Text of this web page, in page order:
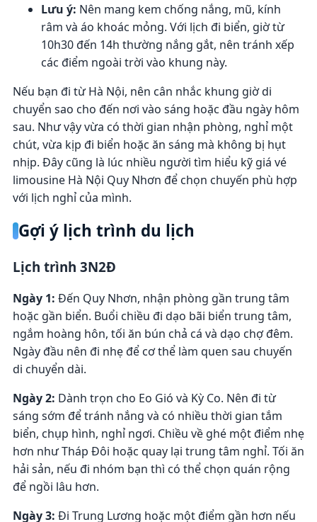
Lưu ý: Nên mang kem chống nắng, mũ, kính
râm và áo khoác mỏng. Với lịch đi biển, giờ từ
10h30 đến 14h thường nắng gắt, nên tránh xếp
các điểm ngoài trời vào khung này.
Nếu bạn đi từ Hà Nội, nên cân nhắc khung giờ di
chuyển sao cho đến nơi vào sáng hoặc đầu ngày hôm
sau. Như vậy vừa có thời gian nhận phòng, nghỉ một
chút, vừa kịp đi biển hoặc ăn sáng mà không bị hụt
nhịp. Đây cũng là lúc nhiều người tìm hiểu kỹ giá vé
limousine Hà Nội Quy Nhơn để chọn chuyến phù hợp
với lịch nghỉ của mình.
Gợi ý lịch trình du lịch
Lịch trình 3N2Đ
Ngày 1: Đến Quy Nhơn, nhận phòng gần trung tâm
hoặc gần biển. Buổi chiều đi dạo bãi biển trung tâm,
ngắm hoàng hôn, tối ăn bún chả cá và dạo chợ đêm.
Ngày đầu nên đi nhẹ để cơ thể làm quen sau chuyến
di chuyển dài.
Ngày 2: Dành trọn cho Eo Gió và Kỳ Co. Nên đi từ
sáng sớm để tránh nắng và có nhiều thời gian tắm
biển, chụp hình, nghỉ ngơi. Chiều về ghé một điểm nhẹ
hơn như Tháp Đôi hoặc quay lại trung tâm nghỉ. Tối ăn
hải sản, nếu đi nhóm bạn thì có thể chọn quán rộng
để ngồi lâu hơn.
Ngày 3: Đi Trung Lương hoặc một điểm gần hơn nếu